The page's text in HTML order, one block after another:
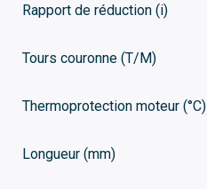
Rapport de réduction (i)
Tours couronne (T/M)
Thermoprotection moteur (°C)
Longueur (mm)